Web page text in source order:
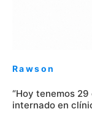
Rawson
“Hoy tenemos
internado en